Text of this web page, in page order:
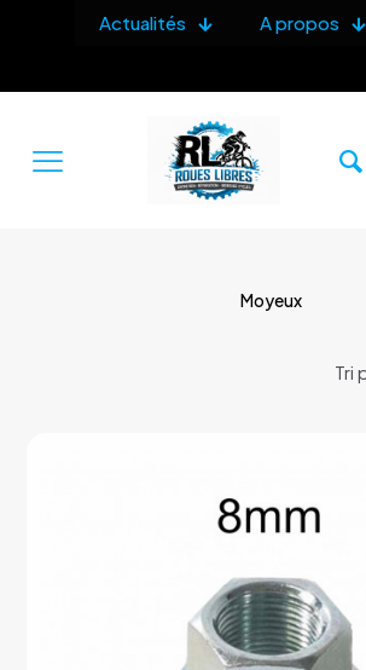
Actualités A propos
Moyeux